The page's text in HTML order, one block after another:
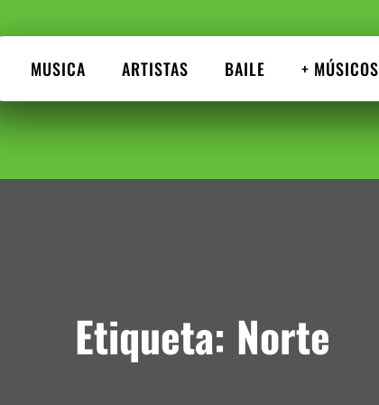
MUSICA ARTISTAS BAILE + MÚSICOS
Etiqueta: Norte